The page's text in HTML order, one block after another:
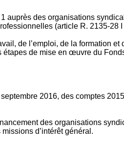
auprès des organisations
(article R. 2135‐28 I
de l’emploi, de la formation
de mise en œuvre du
2016, des comptes
des organisations
d’intérêt général.